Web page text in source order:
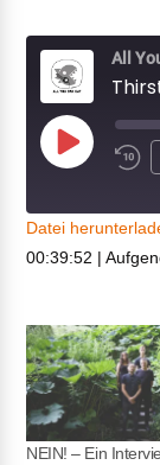
All
Play
TEILEN
EMBED
Datei
00:39:52 |
NEIN! – Ein